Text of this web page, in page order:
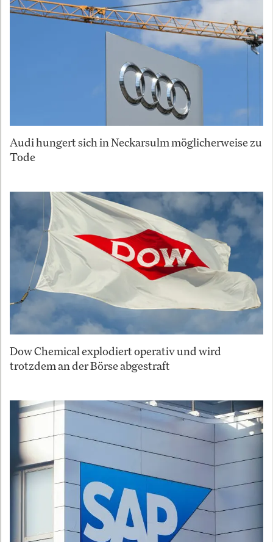
Audi hungert sich in Neckarsulm möglicherweise zu
Tode
Dow Chemical explodiert operativ und wird
trotzdem an der Börse abgestraft